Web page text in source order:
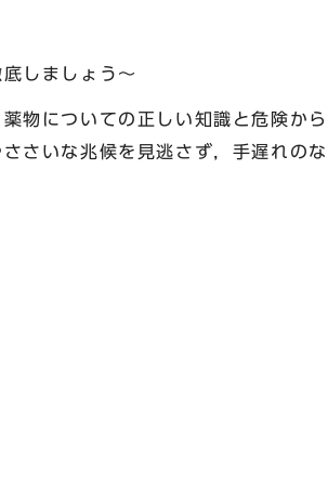
しましょう～
物についての正しい知識と危険から
さいな兆候を見逃さず，手遅れの